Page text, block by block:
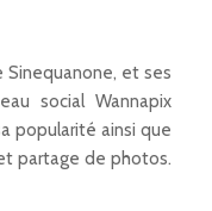
Sinequanone, et ses
social Wannapix
popularité ainsi que
partage de photos.